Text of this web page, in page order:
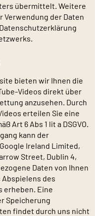
übermittelt. Weitere
Verwendung der Daten
bieten wir Ihnen die
Videos direkt über
anzusehen. Durch
erteilen Sie eine
Art 6 Abs 1 lit a DSGVO.
kann der
Ireland Limited,
Street, Dublin 4,
Daten von Ihnen
des
erheben. Eine
Speicherung
findet durch uns nicht